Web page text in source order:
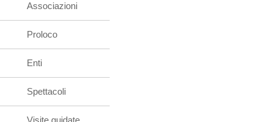
Associazioni
Proloco
Enti
Spettacoli
Visite guidate